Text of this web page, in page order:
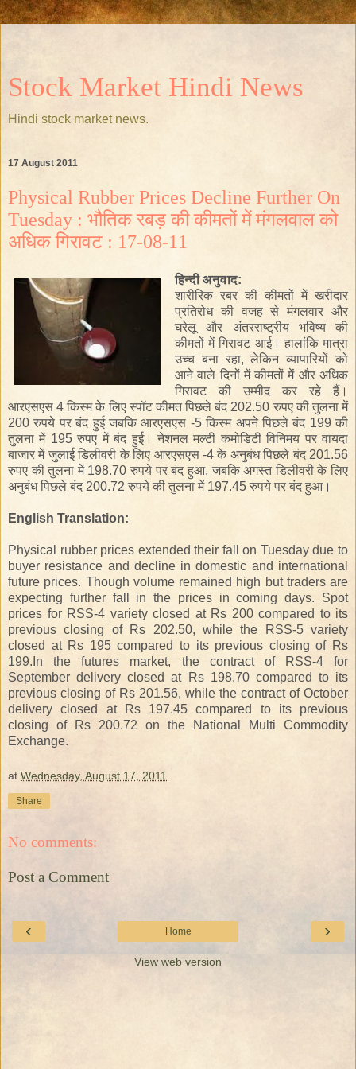
Stock Market Hindi News
Hindi stock market news.
17 August 2011
Physical Rubber Prices Decline Further On
Tuesday : भौतिक रबड़ की कीमतों में मंगलवाल को
अधिक गिरावट : 17-08-11
हिन्दी अनुवाद:
शारीरिक रबर की कीमतों में खरीदार
प्रतिरोध की वजह से मंगलवार और
घरेलू
और अंतरराष्ट्रीय भविष्य
की
कीमतों में गिरावट आई। हालांकि मात्रा
उच्च बना रहा,लेकिन व्यापारियों को
आने वाले दिनों में कीमतों में और अधिक
गिरावट
की उम्मीद कर रहे
हैं।
आरएसएस 4किस्म के लिए स्पॉट कीमत पिछले बंद 202.50 रुपए की तुलना में
200रुपये पर बंद हुई जबकि आरएसएस -5किस्म अपने पिछले बंद199की
तुलना में195रुपए में बंद हुई। नेशनल मल्टी कमोडिटी विनिमय पर वायदा
बाजार में जुलाई डिलीवरी के लिए आरएसएस-4के अनुबंध पिछले बंद201.56
रुपए की तुलना में198.70रुपये पर बंद हुआ,जबकि अगस्त डिलीवरी के लिए
अनुबंध पिछले बंद 200.72रुपये की तुलना में197.45रुपये पर बंद हुआ।
English Translation:
Physical rubber prices extended their fall on Tuesday due to
buyer resistance and decline in domestic and international
future prices. Though volume remained high but traders are
expecting further fall in the prices in coming days. Spot
prices for RSS-4 variety closed at Rs 200 compared to its
previous closing of Rs 202.50, while the RSS-5 variety
closed at Rs 195 compared to its previous closing of Rs
199.In the futures market, the contract of RSS-4 for
September delivery closed at Rs 198.70 compared to its
previous closing of Rs 201.56, while the contract of October
delivery closed at Rs 197.45 compared to its previous
closing of Rs 200.72 on the National Multi Commodity
Exchange.
at Wednesday, August 17, 2011
Share
No comments:
Post a Comment
‹ ›
Home
View web version